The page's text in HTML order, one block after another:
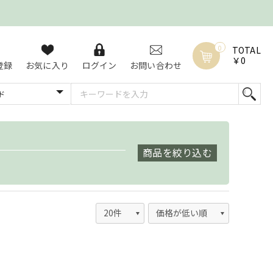
録 お気に入り ログイン お問い合わせ
0
TOTAL
￥0
商品を絞り込む